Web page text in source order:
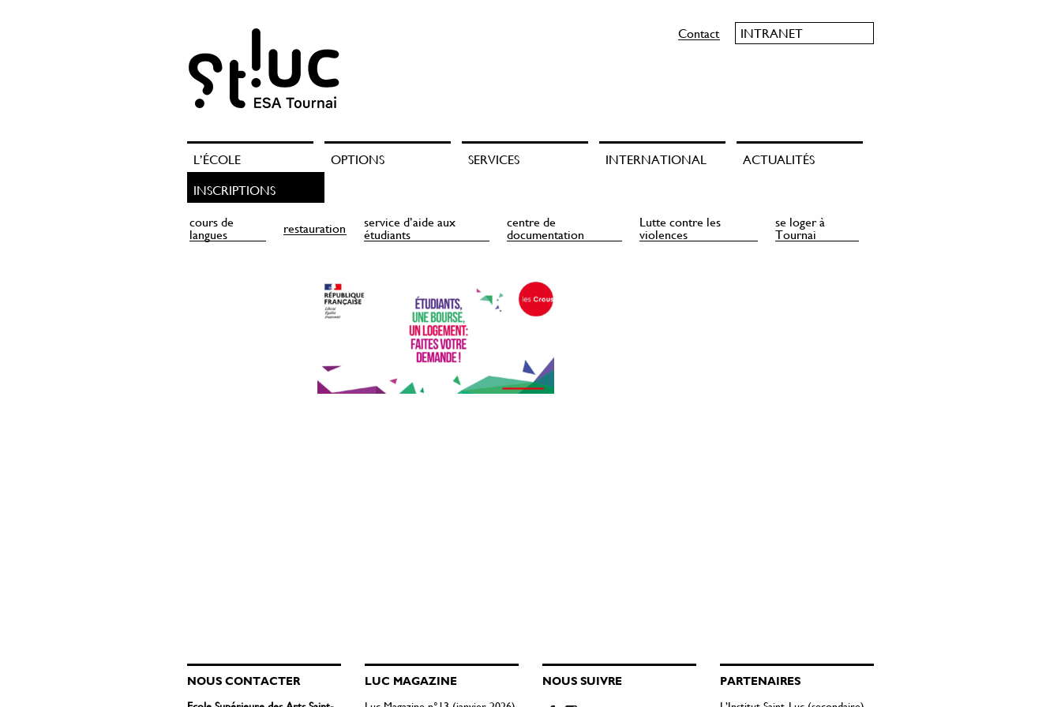
Contact INTRANET
L’ÉCOLE OPTIONS SERVICES INTERNATIONAL
ACTUALITÉS
INSCRIPTIONS
cours de
langues restauration service d’aide aux
étudiants
centre de
documentation
Lutte contre les
violences
se loger à
Tournai
NOUS CONTACTER
LUC MAGAZINE
NOUS SUIVRE
PARTENAIRES